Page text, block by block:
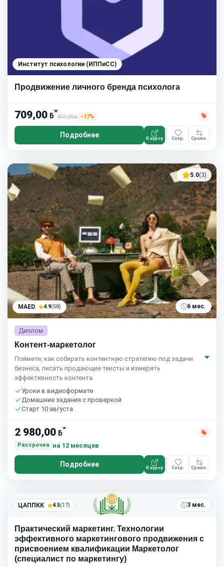
Институт психологии (ИППиСС)
Продвижение личного бренда психолога
709,00 ƃ*
851,00ƃ −17%
Подробнее К курсу Сохр. Сравн.
5.0(3)
MAED 4.9(58) 6 мес.
Диплом
Контент-маркетолог
Поймете, как собирать контентную стратегию под задачи
бизнеса, писать продающие тексты и измерять
эффективность контента.
Уроки в видеоформате
Домашние задания с проверкой
Старт 10 августа
2 980,00 ƃ*
Рассрочка на 12 месяцев
Подробнее К курсу Сохр. Сравн.
ЦАППКК 4.5(17) 3 мес.
Практический маркетинг. Технологии
эффективного маркетингового продвижения с
присвоением квалификации Маркетолог
(специалист по маркетингу)